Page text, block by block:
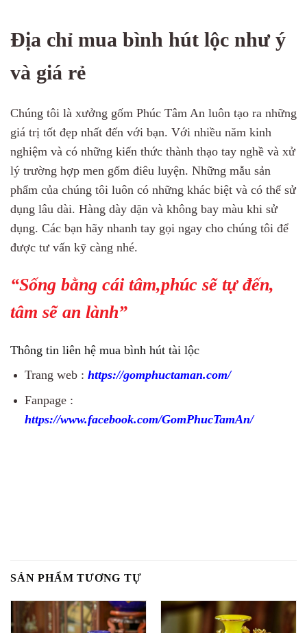
Địa chỉ mua bình hút lộc như ý
và giá rẻ
Chúng tôi là xưởng gốm Phúc Tâm An luôn tạo ra những
giá trị tốt đẹp nhất đến với bạn. Với nhiều năm kinh
nghiệm và có những kiến thức thành thạo tay nghề và xử
lý trường hợp men gốm điêu luyện. Những mẫu sản
phẩm của chúng tôi luôn có những khác biệt và có thể sử
dụng lâu dài. Hàng dày dặn và không bay màu khi sử
dụng. Các bạn hãy nhanh tay gọi ngay cho chúng tôi để
được tư vấn kỹ càng nhé.
“Sống bằng cái tâm,phúc sẽ tự đến,
tâm sẽ an lành”
Thông tin liên hệ mua bình hút tài lộc
Trang web : https://gomphuctaman.com/
Fanpage :
https://www.facebook.com/GomPhucTamAn/
SẢN PHẨM TƯƠNG TỰ